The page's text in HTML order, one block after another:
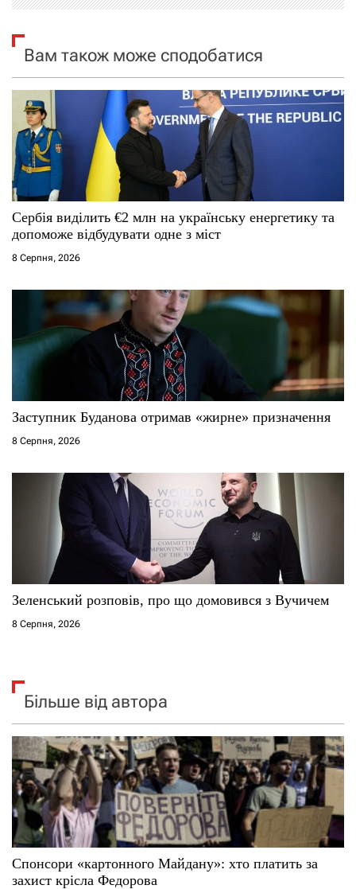
з
а
п
с
і
в
Вам також може сподобатися
Сербія виділить €2 млн на українську енергетику та
допоможе відбудувати одне з міст
8 Серпня, 2026
Заступник Буданова отримав «жирне» призначення
8 Серпня, 2026
Зеленський розповів, про що домовився з Вучичем
8 Серпня, 2026
Більше від автора
Спонсори «картонного Майдану»: хто платить за
захист крісла Федорова